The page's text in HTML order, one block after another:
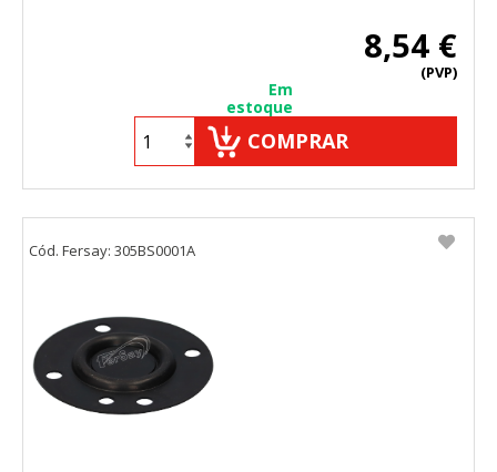
8,54 €
(PVP)
Em
estoque
COMPRAR
Cód. Fersay: 305BS0001A